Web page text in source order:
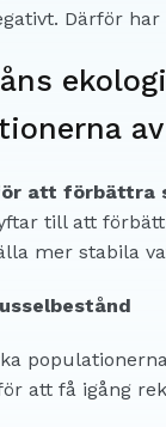
Därför
att förbättra
till att
mer stabila
att få igång